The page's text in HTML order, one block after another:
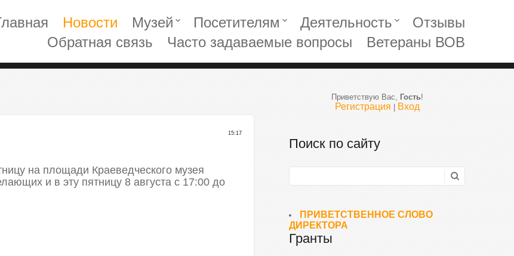
Новости Музей keyboard_arrow_down Посетителям keyboard_arrow_down Деятельность keyboard_arrow_down
Отзывы
Обратная связь
Часто задаваемые вопросы Ветераны ВОВ
15:17
на площади Краеведческого музея
и в эту пятницу 8 августа с 17:00 до
Приветствую Вас, Гость!
Регистрация Вход
Поиск по сайту
ПРИВЕТСТВЕННОЕ СЛОВО
ДИРЕКТОРА
Гранты